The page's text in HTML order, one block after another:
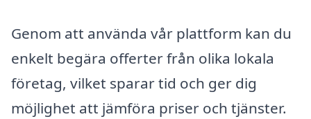
Genom att använda vår plattform kan du
enkelt begära offerter från olika lokala
företag, vilket sparar tid och ger dig
möjlighet att jämföra priser och tjänster.